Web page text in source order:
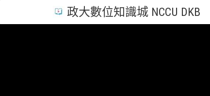
政大數位知識城 NCCU DKB